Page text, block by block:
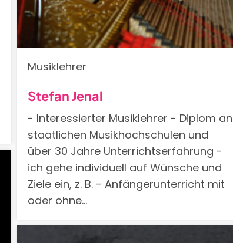
Musiklehrer
Stefan Jenal
- Interessierter Musiklehrer - Diplom an
staatlichen Musikhochschulen und
über 30 Jahre Unterrichtserfahrung -
ich gehe individuell auf Wünsche und
Ziele ein, z. B. - Anfängerunterricht mit
oder ohne…